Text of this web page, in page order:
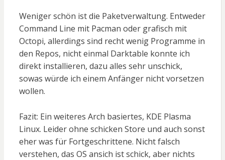
Weniger schön ist die Paketverwaltung. Entweder
Command Line mit Pacman oder grafisch mit
Octopi, allerdings sind recht wenig Programme in
den Repos, nicht einmal Darktable konnte ich
direkt installieren, dazu alles sehr unschick,
sowas würde ich einem Anfänger nicht vorsetzen
wollen.
Fazit: Ein weiteres Arch basiertes, KDE Plasma
Linux. Leider ohne schicken Store und auch sonst
eher was für Fortgeschrittene. Nicht falsch
verstehen, das OS ansich ist schick, aber nichts